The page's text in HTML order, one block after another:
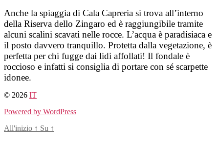
Salta
al
contenuto
Anche la spiaggia di Cala Capreria si trova all’interno
della Riserva dello Zingaro ed è raggiungibile tramite
alcuni scalini scavati nelle rocce. L’acqua è paradisiaca e
il posto davvero tranquillo. Protetta dalla vegetazione, è
perfetta per chi fugge dai lidi affollati! Il fondale è
roccioso e infatti si consiglia di portare con sé scarpette
idonee.
© 2026 IT
Powered by WordPress
All'inizio ↑ Su ↑